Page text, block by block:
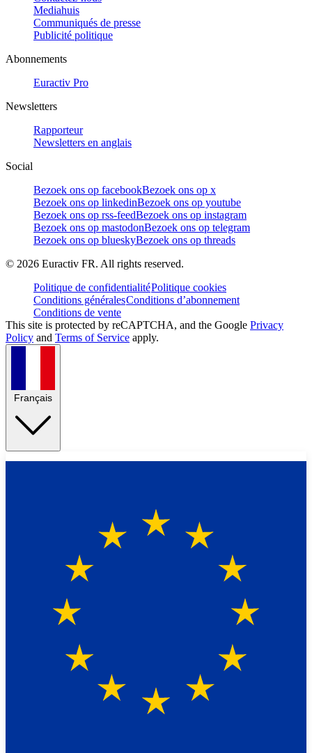
Mediahuis
Communiqués de presse
Publicité politique
Abonnements
Euractiv Pro
Newsletters
Rapporteur
Newsletters en anglais
Social
Bezoek ons op facebookBezoek ons op x
Bezoek ons op linkedinBezoek ons op youtube
Bezoek ons op rss-feedBezoek ons op instagram
Bezoek ons op mastodonBezoek ons op telegram
Bezoek ons op blueskyBezoek ons op threads
© 2026 Euractiv FR. All rights reserved.
Politique de confidentialitéPolitique cookies
Conditions généralesConditions d’abonnement
Conditions de vente
This site is protected by reCAPTCHA, and the Google Privacy
Policy and Terms of Service apply.
Français